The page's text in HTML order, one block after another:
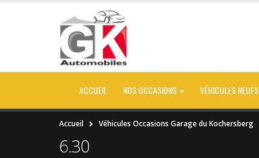
ACCUEIL NOS OCCASIONS VÉHICULES NEUFS
Accueil Véhicules Occasions Garage du Kochersberg
6.30